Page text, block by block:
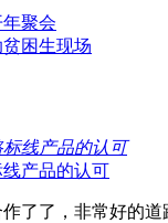
聚会
困生现场
产品的认可
作了了，非常好的